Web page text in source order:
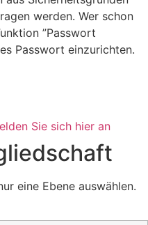
werden. Wer schon
”Passwort
Passwort einzurichten.
Sie sich hier an
eine Ebene auswählen.